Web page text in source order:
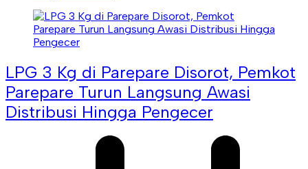
LPG 3 Kg di Parepare Disorot, Pemkot
Parepare Turun Langsung Awasi
Distribusi Hingga Pengecer